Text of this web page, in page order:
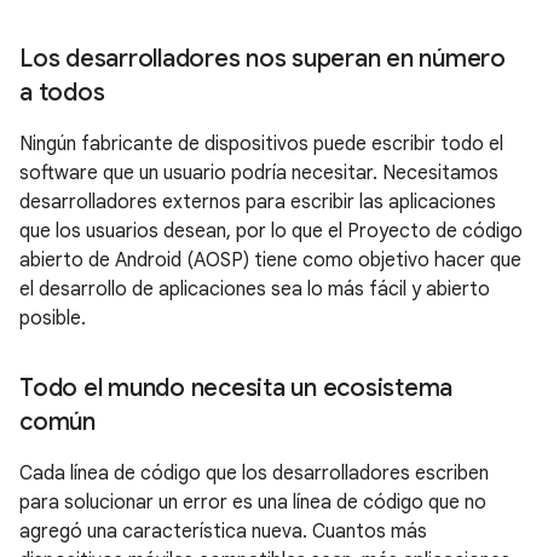
Los desarrolladores nos superan en número
a todos
Ningún fabricante de dispositivos puede escribir todo el
software que un usuario podría necesitar. Necesitamos
desarrolladores externos para escribir las aplicaciones
que los usuarios desean, por lo que el Proyecto de código
abierto de Android (AOSP) tiene como objetivo hacer que
el desarrollo de aplicaciones sea lo más fácil y abierto
posible.
Todo el mundo necesita un ecosistema
común
Cada línea de código que los desarrolladores escriben
para solucionar un error es una línea de código que no
agregó una característica nueva. Cuantos más